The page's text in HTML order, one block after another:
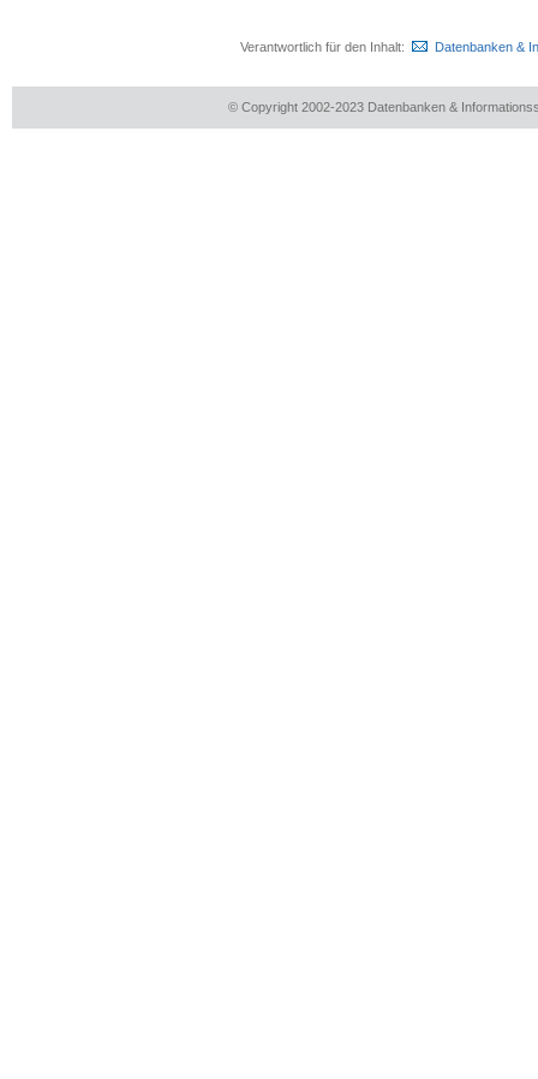
Verantwortlich für den Inhalt: Datenbanken &
© Copyright 2002-2023 Datenbanken &